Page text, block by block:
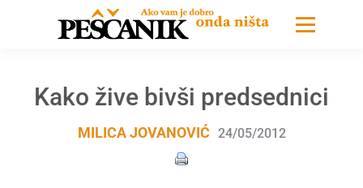
Kako žive bivši predsednici
MILICA JOVANOVIĆ 24/05/2012